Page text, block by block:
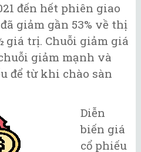
đến hết phiên giao
giảm gần 53% về thị
giá trị. Chuỗi giảm giá
giảm mạnh và
để từ khi chào sàn
Diễn
biến giá
cổ phiếu